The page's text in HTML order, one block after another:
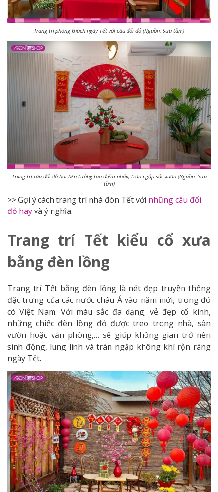
Trang trí phòng khách ngày Tết với câu đối đỏ (Nguồn: Sưu tầm)
Trang trí câu đối đỏ hai bên tường tạo điểm nhấn, tràn ngập sắc xuân (Nguồn: Sưu
tầm)
>> Gợi ý cách trang trí nhà đón Tết với những câu đối
đỏ hayvà ý nghĩa.
Trang trí Tết kiểu cổ xưa
bằng đèn lồng
Trang trí Tết bằng đèn lồng là nét đẹp truyền thống
đặc trưng của các nước châu Á vào năm mới, trong đó
có Việt Nam. Với màu sắc đa dạng, vẻ đẹp cổ kính,
những chiếc đèn lồng đỏ được treo trong nhà, sân
vườn hoặc văn phòng,… sẽ giúp không gian trở nên
sinh động, lung linh và tràn ngập không khí rộn ràng
ngày Tết.